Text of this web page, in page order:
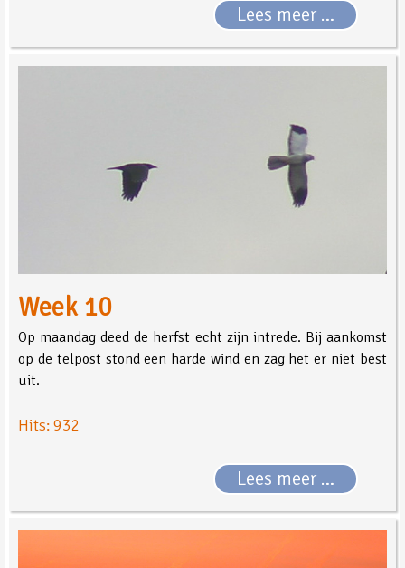
Lees meer …
Week 10
Op maandag deed de herfst echt zijn intrede. Bij aankomst
op de telpost stond een harde wind en zag het er niet best
uit.
Hits: 932
Lees meer …